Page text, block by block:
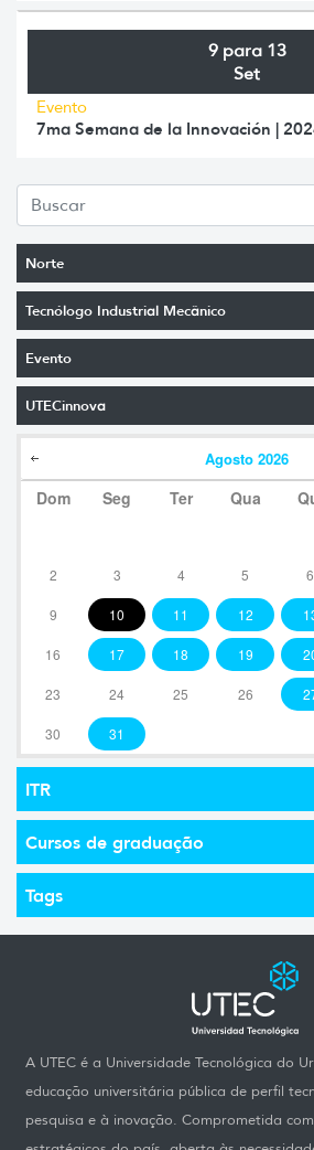
Norte
Tecnólogo Industrial Mecânico
Evento
UTECinnova
Agosto 2026
Dom Seg Ter Qua
2 3 4 5 6
9 10 11 12
16 17 18 19
23 24 25 26
30 31
ITR
Cursos de graduação
Tags
9 para 13
Set
Evento
7ma Semana de la Innovación |
A UTEC é a Universidade Tecnológica do
educação universitária pública de perfil
pesquisa e à inovação. Comprometida